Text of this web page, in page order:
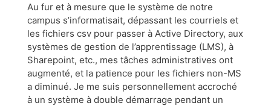
Au fur et à mesure que le système de notre
campus s’informatisait, dépassant les courriels et
les fichiers csv pour passer à Active Directory, aux
systèmes de gestion de l’apprentissage (LMS), à
Sharepoint, etc., mes tâches administratives ont
augmenté, et la patience pour les fichiers non-MS
a diminué. Je me suis personnellement accroché
à un système à double démarrage pendant un